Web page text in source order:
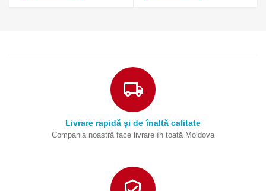
Livrare rapidă și de înaltă calitate
Compania noastră face livrare în toată Moldova